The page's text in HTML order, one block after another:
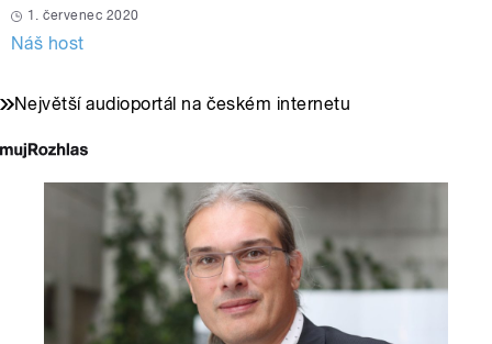
1. červenec 2020
Náš host
Největší audioportál na českém internetu